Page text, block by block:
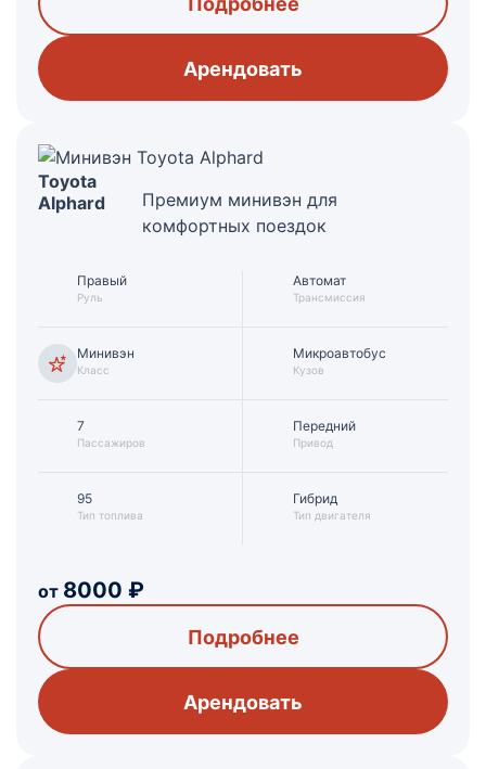
Арендовать
Toyota
Alphard
Премиум минивэн для
комфортных поездок
Правый
Руль
Минивэн
Класс
Автомат
Трансмиссия
Микроавтобус
Кузов
7
Пассажиров
95
Тип топлива
Передний
Привод
Гибрид
Тип двигателя
от 8000 ₽
Подробнее
Арендовать